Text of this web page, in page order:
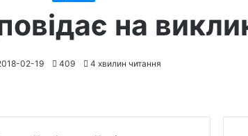
на
02-19 409 4 хвилин читання